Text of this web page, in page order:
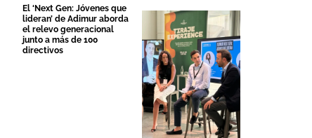
El ‘Next Gen: Jóvenes que
lideran’ de Adimur aborda
el relevo generacional
junto a más de 100
directivos